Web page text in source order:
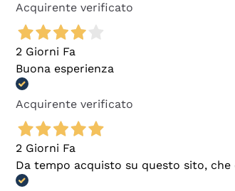
Acquirente verificato
2 Giorni Fa
Buona esperienza
Acquirente verificato
2 Giorni Fa
Da tempo acquisto su questo sito,